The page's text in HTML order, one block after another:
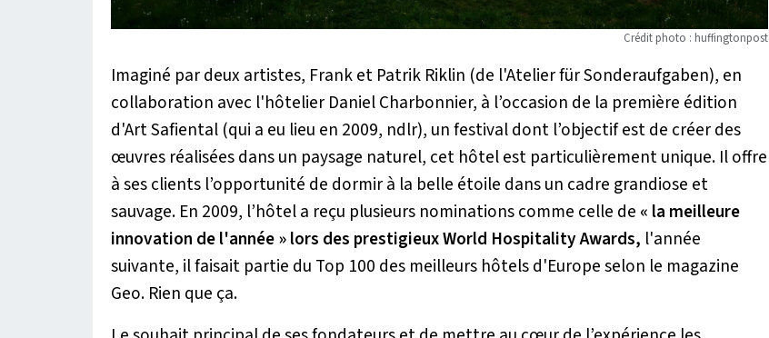
Crédit photo : huffingtonpost
Imaginé par deux artistes, Frank et Patrik Riklin (de l'Atelier für Sonderaufgaben), en
collaboration avec l'hôtelier Daniel Charbonnier, à l’occasion de la première édition
d'Art Safiental (qui a eu lieu en 2009, ndlr), un festival dont l’objectif est de créer des
œuvres réalisées dans un paysage naturel, cet hôtel est particulièrement unique. Il offre
à ses clients l’opportunité de dormir à la belle étoile dans un cadre grandiose et
sauvage. En 2009, l’hôtel a reçu plusieurs nominations comme celle de « la meilleure
innovation de l'année » lors des prestigieux World Hospitality Awards, l'année
suivante, il faisait partie du Top 100 des meilleurs hôtels d'Europe selon le magazine
Geo. Rien que ça.